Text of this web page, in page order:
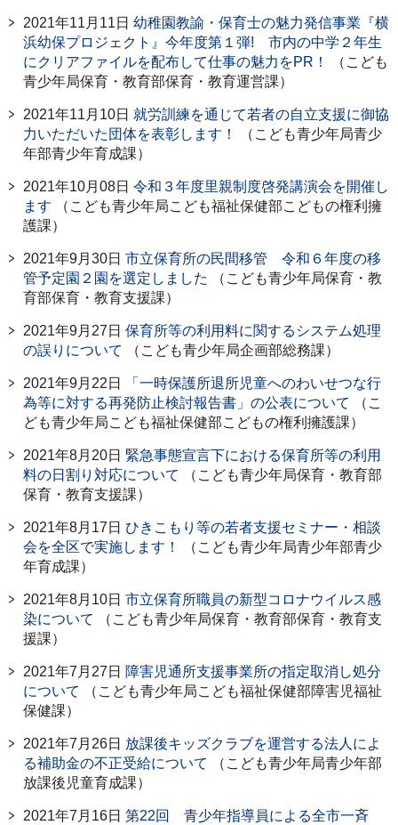
2021年11月11日 幼稚園教諭・保育士の魅力発信事業『横
浜幼保プロジェクト』今年度第１弾! 市内の中学２年生
にクリアファイルを配布して仕事の魅力をPR！
（こども
青少年局保育・教育部保育・教育運営課）
2021年11月10日 就労訓練を通じて若者の自立支援に御協
力いただいた団体を表彰します！
（こども青少年局青少
年部青少年育成課）
2021年10月08日 令和３年度里親制度啓発講演会を開催し
ます （こども青少年局こども福祉保健部こどもの権利擁
護課）
2021年9月30日 市立保育所の民間移管 令和６年度の移
管予定園２園を選定しました
（こども青少年局保育・教
育部保育・教育支援課）
2021年9月27日 保育所等の利用料に関するシステム処理
の誤りについて
（こども青少年局企画部総務課）
2021年9月22日
「一時保護所退所児童へのわいせつな行
為等に対する再発防止検討報告書」の公表について
（こ
ども青少年局こども福祉保健部こどもの権利擁護課）
2021年8月20日 緊急事態宣言下における保育所等の利用
料の日割り対応について
（こども青少年局保育・教育部
保育・教育支援課）
2021年8月17日 ひきこもり等の若者支援セミナー・相談
会を全区で実施します！
（こども青少年局青少年部青少
年育成課）
2021年8月10日 市立保育所職員の新型コロナウイルス感
染について
（こども青少年局保育・教育部保育・教育支
援課）
2021年7月27日 障害児通所支援事業所の指定取消し処分
について
（こども青少年局こども福祉保健部障害児福祉
保健課）
2021年7月26日 放課後キッズクラブを運営する法人によ
る補助金の不正受給について
（こども青少年局青少年部
放課後児童育成課）
2021年7月16日 第22回 青少年指導員による全市一斉